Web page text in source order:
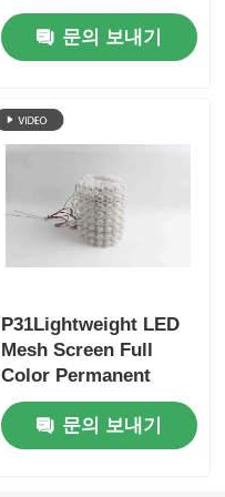
화면 솔루션 광고
문의 보내기
P31Lightweight LED
Mesh Screen Full
Color Permanent
Light Digital LED
Curtain with Easy
Installation
문의 보내기